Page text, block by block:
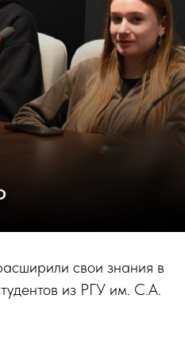
свои знания в
из РГУ им. С.А.